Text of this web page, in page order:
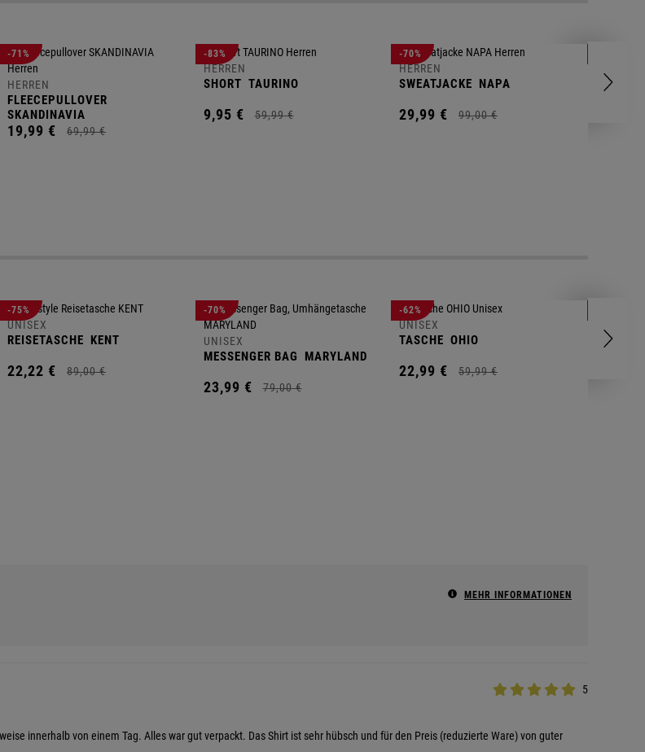
-71%
HERREN
FLEECEPULLOVER
SKANDINAVIA
19,99 € 69,99 €
-83%
HERREN
SHORT TAURINO
9,95 € 59,99 €
-70%
HERREN
SWEATJACKE NAPA
29,99 € 99,00 €
-75%
UNISEX
REISETASCHE KENT
22,22 € 89,00 €
-70%
UNISEX
MESSENGER BAG MARYLAND
23,99 € 79,00 €
-62%
UNISEX
TASCHE OHIO
22,99 € 59,99 €
MEHR INFORMATIONEN
5
innerhalb von einem Tag. Alles war gut verpackt. Das Shirt ist sehr hübsch und für den Preis (reduzierte Ware) von guter